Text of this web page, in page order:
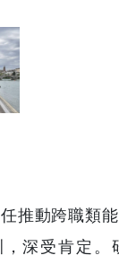
推動跨職類
，深受肯定。